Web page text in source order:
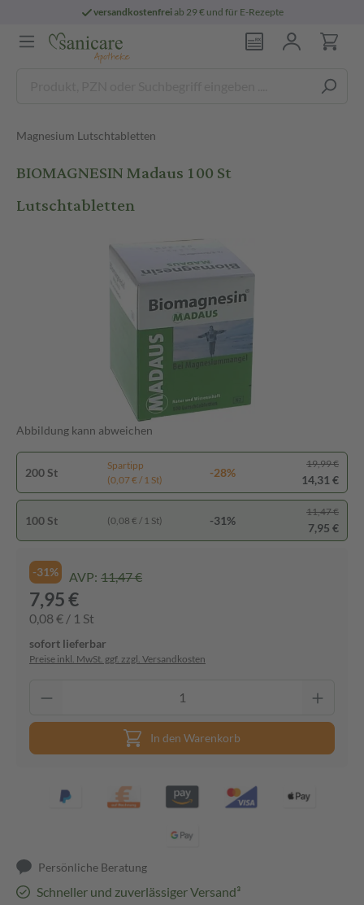
versandkostenfreiab 29 € und für E-Rezepte
Magnesium Lutschtabletten
BIOMAGNESIN Madaus 100 St
Lutschtabletten
Abbildung kann abweichen
200 St
Spartipp
(0,07 € / 1 St)
-28%
19,99 €
14,31 €
100 St (0,08 € / 1 St) -31%
11,47 €
7,95 €
-31% AVP: 11,47 €
7,95 €
0,08 € / 1 St
sofort lieferbar
Preise inkl. MwSt. ggf. zzgl. Versandkosten
In den Warenkorb
Persönliche Beratung
Schneller und zuverlässiger Versand³